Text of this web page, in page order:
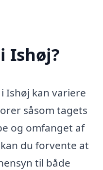
Ishøj?
Ishøj kan variere
såsom tagets
og omfanget af
du forvente at
til både